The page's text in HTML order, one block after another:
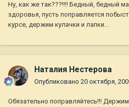
Ну, как же так???!!!! Бедный, бедный
здоровья, пусть поправляется
курсе, держим кулачки и лапки...
Наталия Нестерова
Опубликовано 20 октября,
Обязательно поправляйтесь!!! Держим